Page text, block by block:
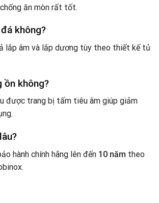
ăn mòn rất tốt.
không?
lắp âm và lắp dương tùy theo thiết kế tủ
ồn không?
được trang bị tấm tiêu âm giúp giảm
hành chính hãng lên đến 10 năm theo